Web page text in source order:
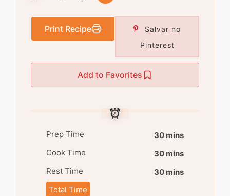
Print Recipe
Salvar no
Pinterest
Add to Favorites
Prep Time
30 mins
Cook Time
30 mins
Rest Time
30 mins
Total Time